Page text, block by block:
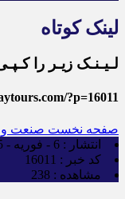
لینک کوتاه
لـیـنـک زیـر را
?p=16011
صفحه نخست صنعت و
انتشار : 6 - فوریه - 2025 - 02:33
کد خبر : 16011
مشاهده : 238